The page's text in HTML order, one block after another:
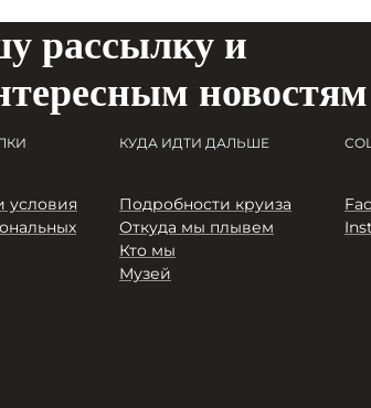
рассылку и
новостям
условия
КУДА ИДТИ ДАЛЬШЕ
Подробности круиза
Откуда мы плывем
Кто мы
Музей